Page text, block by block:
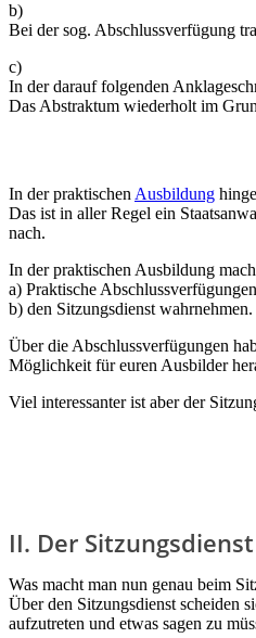
b)
Bei der sog. Abschlussverfügung
c)
In der darauf folgenden
Das Abstraktum wiederholt im
In der praktischen Ausbildung
Das ist in aller Regel ein
nach.
In der praktischen Ausbildung
a) Praktische
b) den Sitzungsdienst wahrnehmen.
Über die Abschlussverfügungen
Möglichkeit für euren Ausbilder
Viel interessanter ist aber der
II. Der Sitzungsdienst
Was macht man nun genau beim
Über den Sitzungsdienst scheiden
aufzutreten und etwas sagen zu